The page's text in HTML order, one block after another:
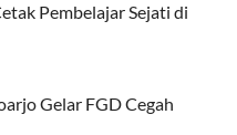
Pembelajar Sejati di
Gelar FGD Cegah